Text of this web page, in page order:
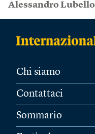
Alessandro Lubello
Chi siamo
Contattaci
Sommario